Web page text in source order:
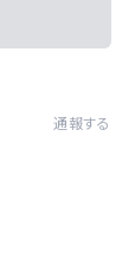
通報する